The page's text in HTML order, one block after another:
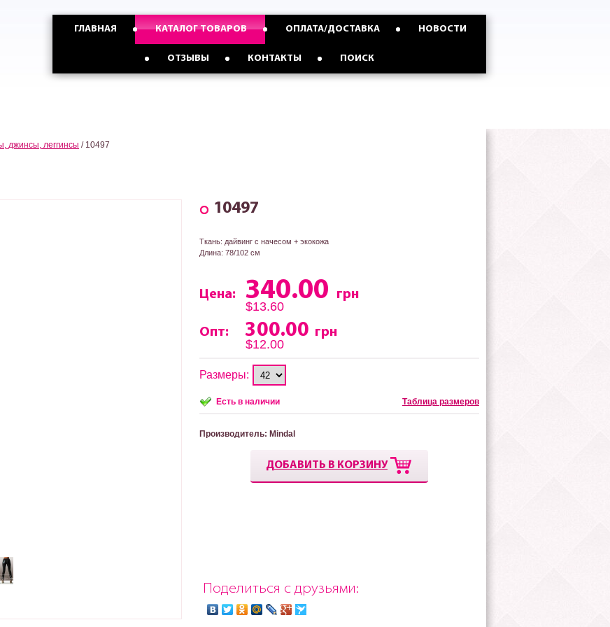
МЫ РАБОТАЕМ
Опт с Россией,Казахстаном и
Опт с Украиной от
ГЛАВНАЯ КАТАЛОГ ТОВАРОВ ОПЛАТА/ДОСТАВКА НОВОСТИ
ОТЗЫВЫ КОНТАКТЫ ПОИСК
джинсы, леггинсы / 10497
10497
Ткань: дайвинг с начесом + экокожа
Длина: 78/102 см
Цена: 340.00
грн
$13.60
Опт:
300.00 грн
$12.00
Размеры:
Есть в наличии Таблица размеров
Производитель: Mindal
ДОБАВИТЬ В КОРЗИНУ
Поделиться с друзьями: